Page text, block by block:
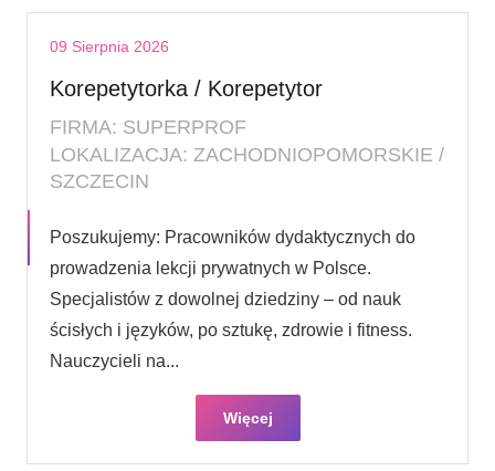
09 Sierpnia 2026
Korepetytorka / Korepetytor
FIRMA: SUPERPROF
LOKALIZACJA: ZACHODNIOPOMORSKIE /
SZCZECIN
Poszukujemy: Pracowników dydaktycznych do
prowadzenia lekcji prywatnych w Polsce.
Specjalistów z dowolnej dziedziny – od nauk
ścisłych i języków, po sztukę, zdrowie i fitness.
Nauczycieli na...
Więcej